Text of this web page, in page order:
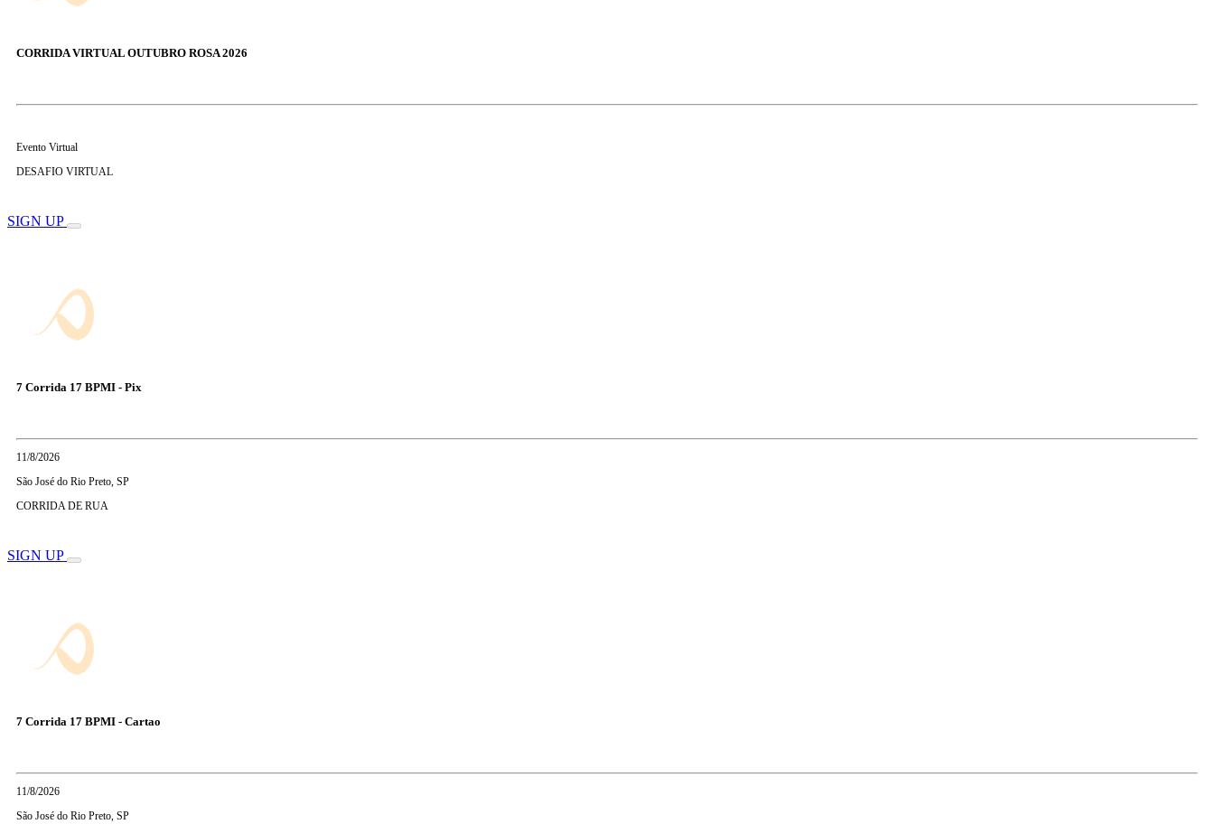
CORRIDA VIRTUAL OUTUBRO ROSA 2026
Evento Virtual
DESAFIO VIRTUAL
SIGN UP
7 Corrida 17 BPMI - Pix
11/8/2026
São José do Rio Preto, SP
CORRIDA DE RUA
SIGN UP
7 Corrida 17 BPMI - Cartao
11/8/2026
São José do Rio Preto, SP